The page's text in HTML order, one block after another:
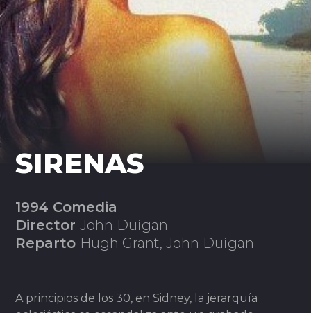
SIRENAS
1994 Comedia
DirectorJohn Duigan
Reparto Hugh Grant, John Duigan
A principios de los 30, en Sidney, la jerarquía